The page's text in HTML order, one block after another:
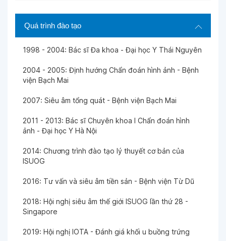
Quá trình đào tạo
1998 - 2004: Bác sĩ Đa khoa - Đại học Y Thái Nguyên
2004 - 2005: Định hướng Chẩn đoán hình ảnh - Bệnh
viện Bạch Mai
2007: Siêu âm tổng quát - Bệnh viện Bạch Mai
2011 - 2013: Bác sĩ Chuyên khoa I Chẩn đoán hình
ảnh - Đại học Y Hà Nội
2014: Chương trình đào tạo lý thuyết cơ bản của
ISUOG
2016: Tư vấn và siêu âm tiền sản - Bệnh viện Từ Dũ
2018: Hội nghị siêu âm thế giới ISUOG lần thứ 28 -
Singapore
2019: Hội nghị IOTA - Đánh giá khối u buồng trứng